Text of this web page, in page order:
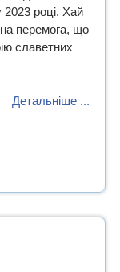
році. Хай
перемога, що
славетних
Детальніше ...